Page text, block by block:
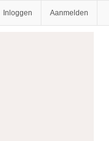
Inloggen Aanmelden